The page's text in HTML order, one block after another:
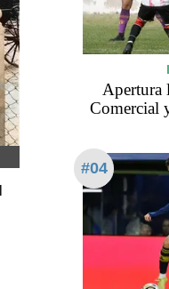
Apertura
Comercial
#04